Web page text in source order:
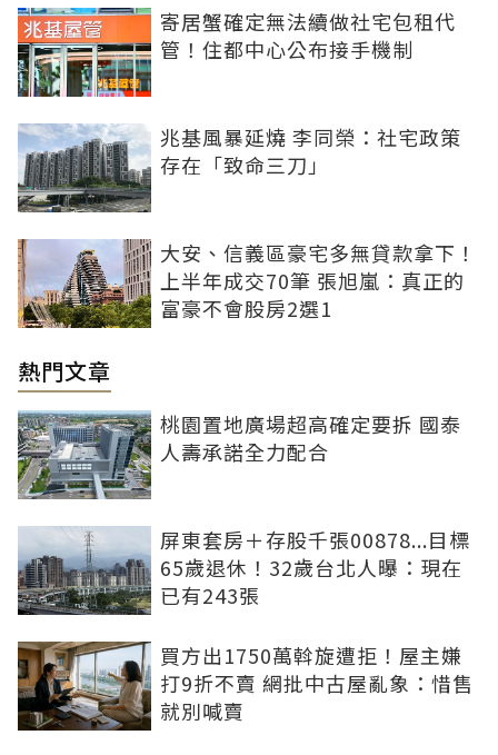
寄居蟹確定無法續做社宅包租代
管！住都中心公布接手機制
兆基風暴延燒 李同榮：社宅政策
存在「致命三刀」
大安、信義區豪宅多無貸款拿下！
上半年成交70筆 張旭嵐：真正的
富豪不會股房2選1
熱門文章
桃園置地廣場超高確定要拆 國泰
人壽承諾全力配合
屏東套房＋存股千張00878...目標
65歲退休！32歲台北人曝：現在
已有243張
買方出1750萬斡旋遭拒！屋主嫌
打9折不賣 網批中古屋亂象：惜售
就別喊賣